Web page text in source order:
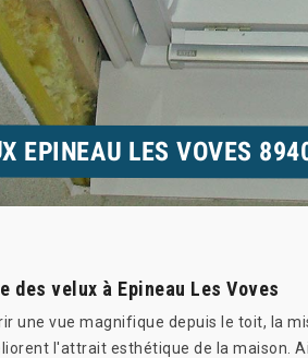
EPINEAU LES VOVES
des velux à Epineau Les Voves
une vue magnifique depuis le toit, la
l'attrait esthétique de la maison.